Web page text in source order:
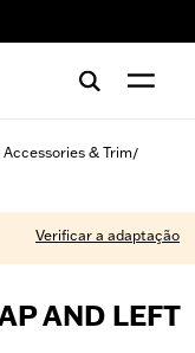
& Trim/
Verificar a adaptação
AND LEFT